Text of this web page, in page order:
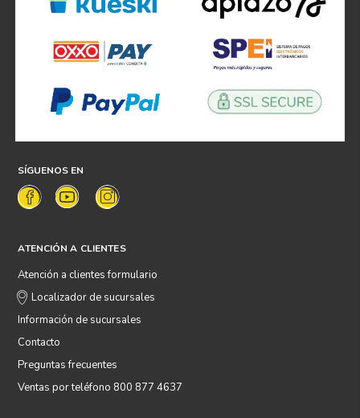
SÍGUENOS EN
ATENCIÓN A CLIENTES
Atención a clientes formulario
Localizador de sucursales
Información de sucursales
Contacto
Preguntas frecuentes
Ventas por teléfono 800 877 4637